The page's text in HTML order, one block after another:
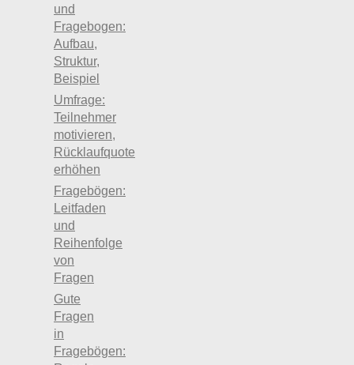
und
Fragebogen:
Aufbau,
Struktur,
Beispiel
Umfrage:
Teilnehmer
motivieren,
Rücklaufquote
erhöhen
Fragebögen:
Leitfaden
und
Reihenfolge
von
Fragen
Gute
Fragen
in
Fragebögen: